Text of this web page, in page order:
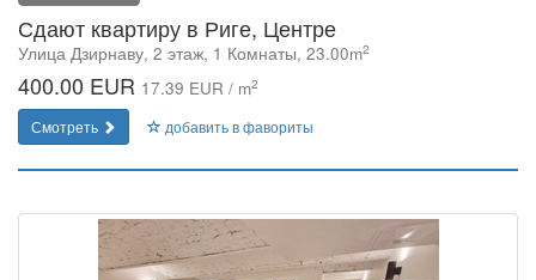
Сдают квартиру в Риге, Центре
Улица Дзирнаву, 2 этаж, 1 Комнаты, 23.00m2
400.00 EUR 17.39 EUR / m2
Смотреть добавить в фавориты